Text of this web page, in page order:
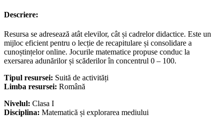
Descriere:
Resursa se adresează atât elevilor, cât și cadrelor didactice. Este un
mijloc eficient pentru o lecție de recapitulare și consolidare a
cunoștințelor online. Jocurile matematice propuse conduc la
exersarea adunărilor și scăderilor în concentrul 0 – 100.
Tipul resursei: Suită de activități
Limba resursei: Română
Nivelul: Clasa I
Disciplina: Matematică și explorarea mediului